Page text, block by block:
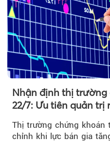
Nhận định thị
22/7: Ưu tiên quản trị
Thị trường chứng khoán
chỉnh khi lực bán gia